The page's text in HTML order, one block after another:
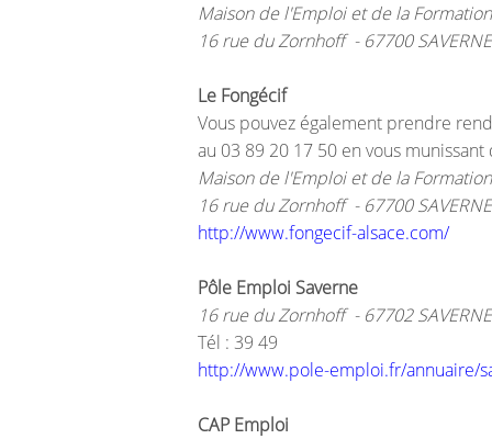
Maison de l'Emploi et de la
16 rue du Zornhoff - 67700
Le Fongécif
Vous pouvez également prendre
au 03 89 20 17 50 en vous
Maison de l'Emploi et de la
16 rue du Zornhoff - 67700
http://www.fongecif-alsace.com/
Pôle Emploi Saverne
16 rue du Zornhoff - 67702
Tél : 39 49
http://www.pole-emploi.fr/annuaire/
CAP Emploi